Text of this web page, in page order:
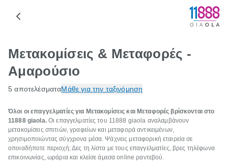
Μετακομίσεις & Μεταφορές -
Αμαρούσιο
5 αποτελέσματαΜάθε για την ταξινόμηση
Όλοι οι επαγγελματίες για Μετακομίσεις και Μεταφορές βρίσκονται στο
11888 giaola.Οι επαγγελματίες του 11888 giaola αναλαμβάνουν
μετακομίσεις σπιτιών, γραφείων και μεταφορά αντικειμένων,
χρησιμοποιώντας σύγχρονα μέσα. Ψάχνεις μεταφορική εταιρεία σε
οποιαδήποτε περιοχή; Δες τη λίστα με τους επαγγελματίες, βρες τηλέφωνα
επικοινωνίας, ωράρια και κλείσε άμεσα online ραντεβού.